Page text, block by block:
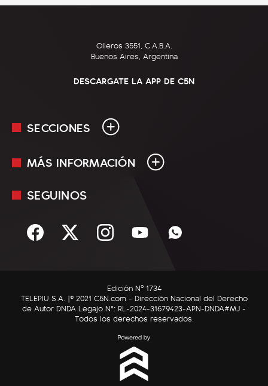
Olleros 3551, C.A.B.A.
Buenos Aires, Argentina
DESCARGATE LA APP DE C5N
SECCIONES
En Vivo
Sociedad
C5N Autos
RatingCero
MÁS INFORMACIÓN
Mediakit
Términos y condiciones
SEGUINOS
Edición Nº 1734
TELEPIU S.A. |© 2021 C5N.com - Dirección Nacional del Derecho
de Autor DNDA Legajo N°: RL-2024-31679423-APN-DNDA#MJ -
Todos los derechos reservados.